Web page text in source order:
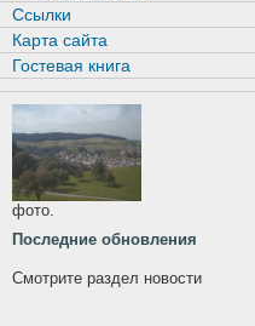
Ссылки
Карта сайта
Гостевая книга
фото.
Последние обновления
Смотрите раздел новости